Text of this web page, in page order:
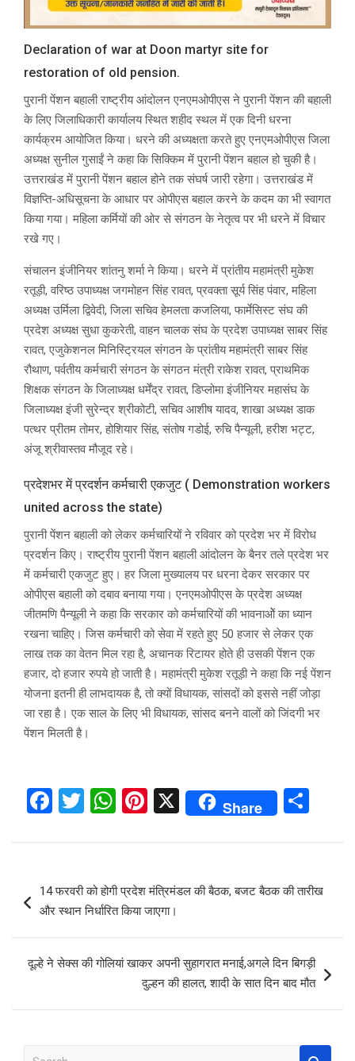
Declaration of war at Doon martyr site for
restoration of old pension.
पुरानी पेंशन बहाली राष्ट्रीय आंदोलन एनएमओपीएस ने पुरानी पेंशन की बहाली
के लिए जिलाधिकारी कार्यालय स्थित शहीद स्थल में एक दिनी धरना
कार्यक्रम आयोजित किया। धरने की अध्यक्षता करते हुए एनएमओपीएस जिला
अध्यक्ष सुनील गुसाईं ने कहा कि सिक्किम में पुरानी पेंशन बहाल हो चुकी है।
उत्तराखंड में पुरानी पेंशन बहाल होने तक संघर्ष जारी रहेगा। उत्तराखंड में
विज्ञप्ति-अधिसूचना के आधार पर ओपीएस बहाल करने के कदम का भी स्वागत
किया गया। महिला कर्मियों की ओर से संगठन के नेतृत्व पर भी धरने में विचार
रखे गए।
संचालन इंजीनियर शांतनु शर्मा ने किया। धरने में प्रांतीय महामंत्री मुकेश
रतूड़ी, वरिष्ठ उपाध्यक्ष जगमोहन सिंह रावत, प्रवक्ता सूर्य सिंह पंवार, महिला
अध्यक्ष उर्मिला द्विवेदी, जिला सचिव हेमलता कजलिया, फार्मेसिस्ट संघ की
प्रदेश अध्यक्ष सुधा कुकरेती, वाहन चालक संघ के प्रदेश उपाध्यक्ष साबर सिंह
रावत, एजुकेशनल मिनिस्ट्रियल संगठन के प्रांतीय महामंत्री साबर सिंह
रौथाण, पर्वतीय कर्मचारी संगठन के संगठन मंत्री राकेश रावत, प्राथमिक
शिक्षक संगठन के जिलाध्यक्ष धर्मेंद्र रावत, डिप्लोमा इंजीनियर महासंघ के
जिलाध्यक्ष इंजी सुरेन्द्र श्रीकोटी, सचिव आशीष यादव, शाखा अध्यक्ष डाक
पत्थर प्रीतम तोमर, होशियार सिंह, संतोष गडोई, रुचि पैन्यूली, हरीश भट्ट,
अंजू श्रीवास्तव मौजूद रहे।
प्रदेशभर में प्रदर्शन कर्मचारी एकजुट ( Demonstration workers
united across the state)
पुरानी पेंशन बहाली को लेकर कर्मचारियों ने रविवार को प्रदेश भर में विरोध
प्रदर्शन किए। राष्ट्रीय पुरानी पेंशन बहाली आंदोलन के बैनर तले प्रदेश भर
में कर्मचारी एकजुट हुए। हर जिला मुख्यालय पर धरना देकर सरकार पर
ओपीएस बहाली को दबाव बनाया गया। एनएमओपीएस के प्रदेश अध्यक्ष
जीतमणि पैन्यूली ने कहा कि सरकार को कर्मचारियों की भावनाओें का ध्यान
रखना चाहिए। जिस कर्मचारी को सेवा में रहते हुए 50 हजार से लेकर एक
लाख तक का वेतन मिल रहा है, अचानक रिटायर होते ही उसकी पेंशन एक
हजार, दो हजार रुपये हो जाती है। महामंत्री मुकेश रतूड़ी ने कहा कि नई पेंशन
योजना इतनी ही लाभदायक है, तो क्यों विधायक, सांसदों को इससे नहीं जोड़ा
जा रहा है। एक साल के लिए भी विधायक, सांसद बनने वालों को जिंदगी भर
पेंशन मिलती है।
F
ce
o
k
T
tt
er
W
at
A
p
Pi
er
es
t
X Share
ar
e
navigation
14 फरवरी को होगी प्रदेश मंत्रिमंडल की बैठक, बजट बैठक की तारीख
और स्थान निर्धारित किया जाएगा।
दूल्हे ने सेक्स की गोलियां खाकर अपनी सुहागरात मनाई,अगले दिन बिगड़ी
दुल्हन की हालत, शादी के सात दिन बाद मौत